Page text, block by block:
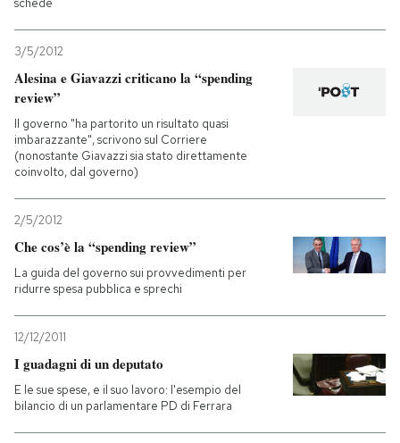
3/5/2012
Alesina e Giavazzi criticano la “spending
review”
Il governo "ha partorito un risultato quasi
imbarazzante", scrivono sul Corriere
(nonostante Giavazzi sia stato direttamente
coinvolto, dal governo)
2/5/2012
Che cos’è la “spending review”
La guida del governo sui provvedimenti per
ridurre spesa pubblica e sprechi
12/12/2011
I guadagni di un deputato
E le sue spese, e il suo lavoro: l'esempio del
bilancio di un parlamentare PD di Ferrara